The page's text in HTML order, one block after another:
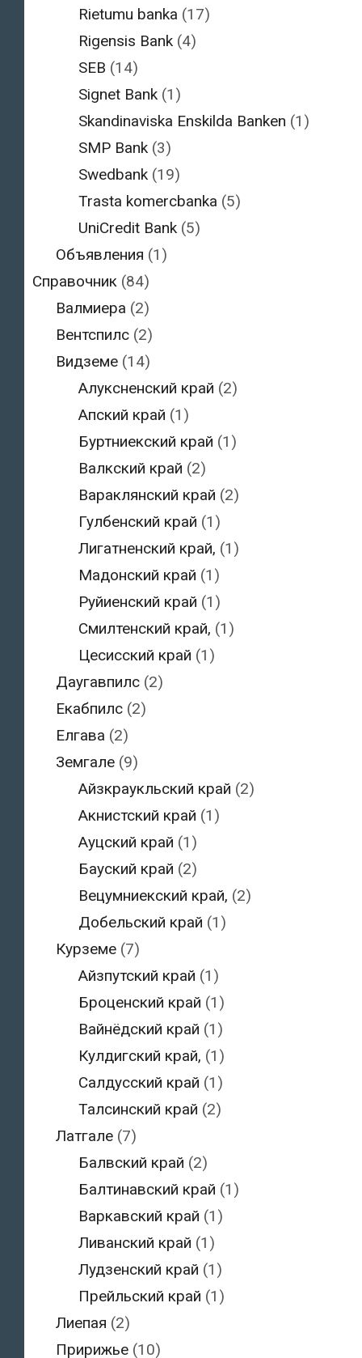
Rietumu banka (17)
Rigensis Bank (4)
SEB (14)
Signet Bank (1)
Skandinaviska Enskilda Banken (1)
SMP Bank (3)
Swedbank (19)
Trasta komercbanka (5)
UniCredit Bank (5)
Объявления (1)
Справочник (84)
Валмиера (2)
Вентспилс(2)
Видземе(14)
Алуксненский край (2)
Апский край (1)
Буртниекский край (1)
Валкский край (2)
Вараклянский край (2)
Гулбенский край (1)
Лигатненский край, (1)
Мадонский край (1)
Руйиенский край (1)
Смилтенский край, (1)
Цесисский край (1)
Даугавпилс(2)
Екабпилс(2)
Елгава (2)
Земгале(9)
Айзкраукльский край (2)
Акнистский край (1)
Ауцский край (1)
Бауский край (2)
Вецумниекский край, (2)
Добельский край (1)
Курземе(7)
Айзпутский край (1)
Броценский край (1)
Вайнёдский край (1)
Кулдигский край, (1)
Салдусский край (1)
Талсинский край (2)
Латгале(7)
Балвский край (2)
Балтинавский край (1)
Варкавский край (1)
Ливанский край (1)
Лудзенский край (1)
Прейльский край (1)
Лиепая (2)
Пририжье(10)